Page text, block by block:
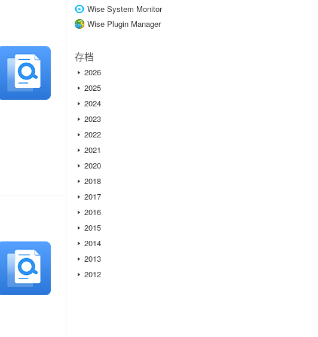
Wise System Monitor
Wise Plugin Manager
存档
2026
2025
2024
2023
2022
2021
2020
2018
2017
2016
2015
2014
2013
2012